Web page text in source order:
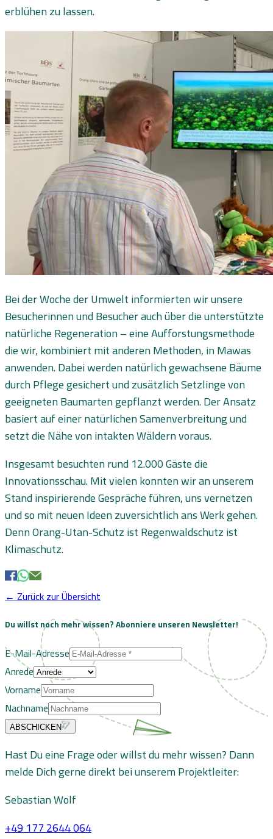
erblühen zu lassen.
Bei der Woche der Umwelt informierten wir unsere
Besucherinnen und Besucher auch über die unterstützte
natürliche Regeneration – eine Aufforstungsmethode
die wir, kombiniert mit anderen Methoden, in Mawas
anwenden. Dabei werden natürlich gewachsene Bäume
durch Pflege gesichert und zusätzlich Setzlinge von
geeigneten Baumarten gepflanzt werden. Der Ansatz
basiert auf einer natürlichen Samenverbreitung und
setzt die Nähe von intakten Wäldern voraus.
Insgesamt besuchten rund 12.000 Gäste die
Innovationsschau. Mit vielen konnten wir an unserem
Stand inspirierende Gespräche führen, uns vernetzen
und so mit neuen Ideen zuversichtlich ans Werk gehen.
Denn Orang-Utan-Schutz ist Regenwaldschutz ist
Klimaschutz.
← Zurück zur Übersicht
Du willst noch mehr wissen?Abonniere unseren Newsletter!
E-Mail-Adresse
Anrede
Vorname
Nachname
ABSCHICKEN
Hast Du eine Frage oder willst du mehr wissen? Dann
melde Dich gerne direkt bei unserem Projektleiter:
Sebastian Wolf
+49 177 2644 064